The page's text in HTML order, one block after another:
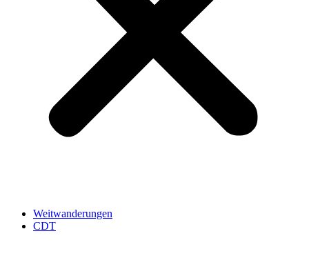
Weitwanderungen
CDT